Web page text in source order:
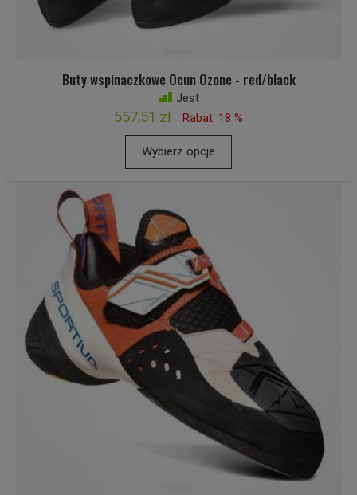
Buty wspinaczkowe Ocun Ozone - red/black
Jest
557,51 zł Rabat: 18 %
Wybierz opcje